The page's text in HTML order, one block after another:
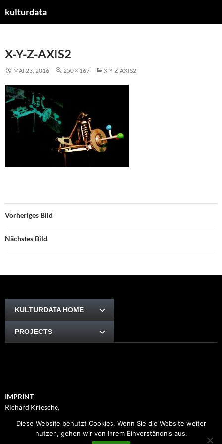
kulturdata
X-Y-Z-AXIS2
MAI 23, 2016 250 × 167 X-Y-Z-AXIS2
Vorheriges Bild
Nächstes Bild
KULTURDATA HOME
PROJECTS
IMPRINT
Richard Kriesche,
GrazDiese Website benutzt Cookies. Wenn Sie die Website weiter
nutzen, gehen wir von Ihrem Einverständnis aus.